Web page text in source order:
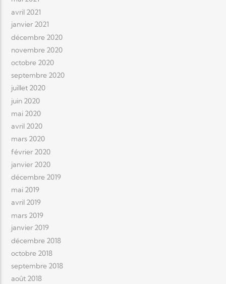
avril 2021
janvier 2021
décembre 2020
novembre 2020
octobre 2020
septembre 2020
juillet 2020
juin 2020
mai 2020
avril 2020
mars 2020
février 2020
janvier 2020
décembre 2019
mai 2019
avril 2019
mars 2019
janvier 2019
décembre 2018
octobre 2018
septembre 2018
août 2018